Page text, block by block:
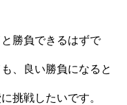
勝負できるはずで
、良い勝負になると
挑戦したいです。